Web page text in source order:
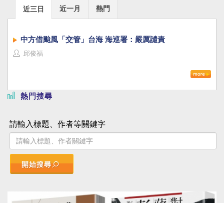
近三日 近一月 熱門
中方借颱風「交管」台海 海巡署：嚴厲譴責
邱俊福
熱門搜尋
請輸入標題、作者等關鍵字
開始搜尋